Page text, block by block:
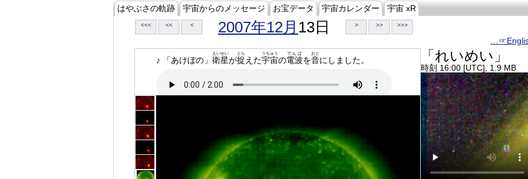
はやぶさの軌跡 宇宙からのメッセージ お宝データ 宇宙カレンダー 宇宙 xR
<<< << < 2007年12月 13日 > >> >>>
♪ 「あけぼの」 衛星
えいせい
が捉
とら
えた宇宙
うちゅう
の電波
でんぱ
を音
おと
にしました。 「れいめい」
時刻 16:00 [UTC], 1.9 MB